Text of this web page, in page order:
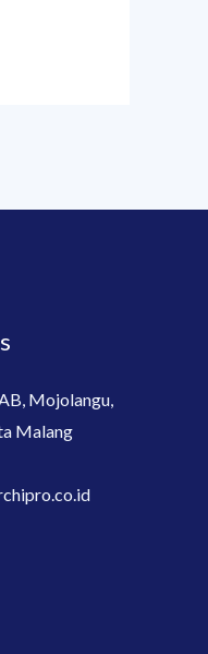
Mojolangu,
Malang